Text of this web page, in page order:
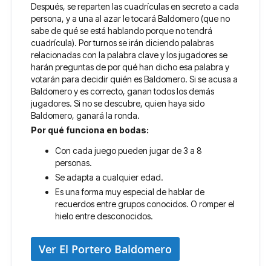
Después, se reparten las cuadrículas en secreto a cada
persona, y a una al azar le tocará Baldomero (que no
sabe de qué se está hablando porque no tendrá
cuadrícula). Por turnos se irán diciendo palabras
relacionadas con la palabra clave y los jugadores se
harán preguntas de por qué han dicho esa palabra y
votarán para decidir quién es Baldomero. Si se acusa a
Baldomero y es correcto, ganan todos los demás
jugadores. Si no se descubre, quien haya sido
Baldomero, ganará la ronda.
Por qué funciona en bodas:
Con cada juego pueden jugar de 3 a 8
personas.
Se adapta a cualquier edad.
Es una forma muy especial de hablar de
recuerdos entre grupos conocidos. O romper el
hielo entre desconocidos.
Ver El Portero Baldomero